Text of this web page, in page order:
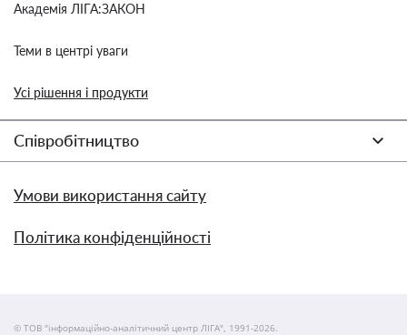
Академія ЛІГА:ЗАКОН
Теми в центрі уваги
Усі рішення і продукти
Співробітництво
Умови використання сайту
Політика конфіденційності
© ТОВ "інформаційно-аналітичний центр ЛІГА", 1991-2026.